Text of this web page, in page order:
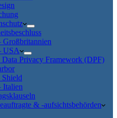
Großbritannien
USA
Privacy Framework (DPF)
Italien
& -aufsichtsbehörden